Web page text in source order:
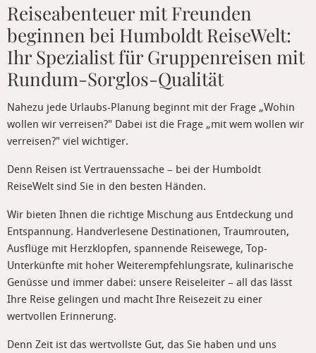
Reiseabenteuer mit Freunden
beginnen bei Humboldt ReiseWelt:
Ihr Spezialist für Gruppenreisen mit
Rundum-Sorglos-Qualität
Nahezu jede Urlaubs-Planung beginnt mit der Frage „Wohin
wollen wir verreisen?" Dabei ist die Frage „mit wem wollen wir
verreisen?" viel wichtiger.
Denn Reisen ist Vertrauenssache – bei der Humboldt
ReiseWelt sind Sie in den besten Händen.
Wir bieten Ihnen die richtige Mischung aus Entdeckung und
Entspannung. Handverlesene Destinationen, Traumrouten,
Ausflüge mit Herzklopfen, spannende Reisewege, Top-
Unterkünfte mit hoher Weiterempfehlungsrate, kulinarische
Genüsse und immer dabei: unsere Reiseleiter – all das lässt
Ihre Reise gelingen und macht Ihre Reisezeit zu einer
wertvollen Erinnerung.
Denn Zeit ist das wertvollste Gut, das Sie haben und uns